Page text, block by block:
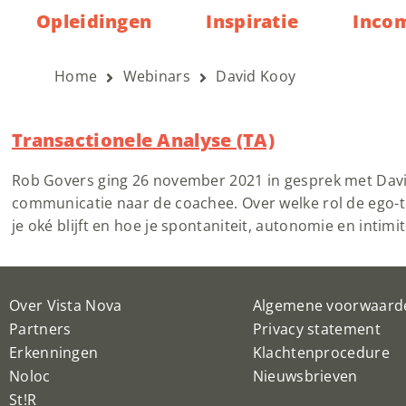
Opleidingen Inspiratie
Home Webinars David Kooy
Transactionele Analyse (TA)
Rob Govers ging 26 november 2021 in gesprek met
communicatie naar de coachee. Over welke rol de
je oké blijft en hoe je spontaniteit, autonomie en
Over Vista Nova
Partners
Erkenningen
Noloc
St!R
Algemene
Privacy statement
Klachtenprocedure
Nieuwsbrieven